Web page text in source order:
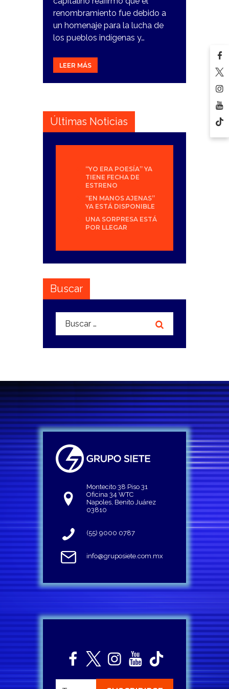
renombramiento fue debido a
un homenaje para la lucha de
los pueblos indígenas y…
LEER MÁS
Últimas Noticias
“YO ERA POESÍA” YA
TIENE FECHA DE
ESTRENO
“EN MANOS AJENAS”
YA ESTÁ DISPONIBLE
UNA SORPRESA ESTÁ
POR LLEGAR
Buscar
Buscar:
Montecito 38 Piso 31
Oficina 34 WTC
Napoles, Benito Juárez
03810
(55) 9000 0787
info@gruposiete.com.mx